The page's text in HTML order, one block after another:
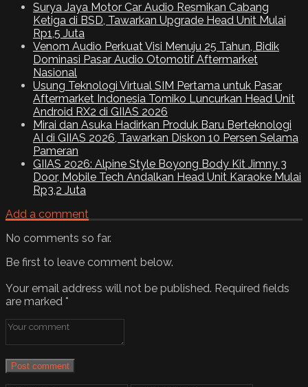
Surya Jaya Motor Car Audio Resmikan Cabang
Ketiga di BSD, Tawarkan Upgrade Head Unit Mulai
Rp1,5 Juta
Venom Audio Perkuat Visi Menuju 25 Tahun, Bidik
Dominasi Pasar Audio Otomotif Aftermarket
Nasional
Usung Teknologi Virtual SIM Pertama untuk Pasar
Aftermarket Indonesia Tomiko Luncurkan Head Unit
Android RX2 di GIIAS 2026
Mirai dan Asuka Hadirkan Produk Baru Berteknologi
AI di GIIAS 2026, Tawarkan Diskon 10 Persen Selama
Pameran
GIIAS 2026: Alpine Style Boyong Body Kit Jimny 3
Door, Mobile Tech Andalkan Head Unit Karaoke Mulai
Rp3,2 Juta
Add a comment
No comments so far.
Be first to leave comment below.
Your email address will not be published. Required fields
are marked *
Post comment